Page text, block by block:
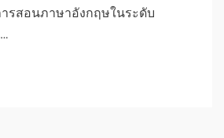
รสอนภาษาอังกฤษในระดับ